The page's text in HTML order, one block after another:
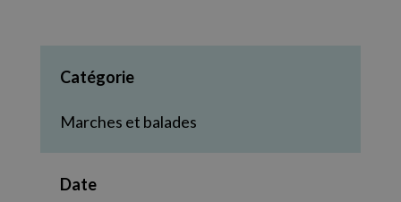
Catégorie
Marches et balades
Date